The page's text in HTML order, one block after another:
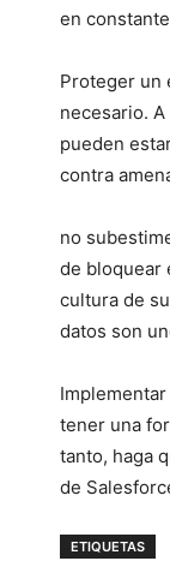
en
Proteger ⁢un
necesario.
pueden
contra
no
de bloquear
cultura de
datos son
tener una
tanto, haga
de
ETIQUETAS